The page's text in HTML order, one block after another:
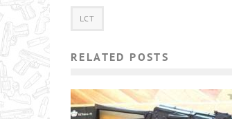
LCT
RELATED POSTS